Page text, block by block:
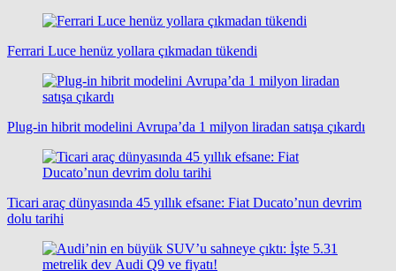
Ferrari Luce henüz yollara çıkmadan tükendi
Plug-in hibrit modelini Avrupa’da 1 milyon liradan satışa çıkardı
Ticari araç dünyasında 45 yıllık efsane: Fiat Ducato’nun devrim
dolu tarihi